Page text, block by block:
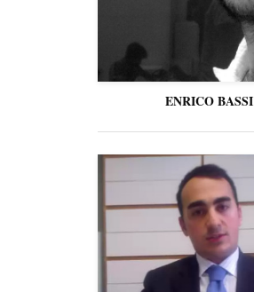
ENRICO BASSI